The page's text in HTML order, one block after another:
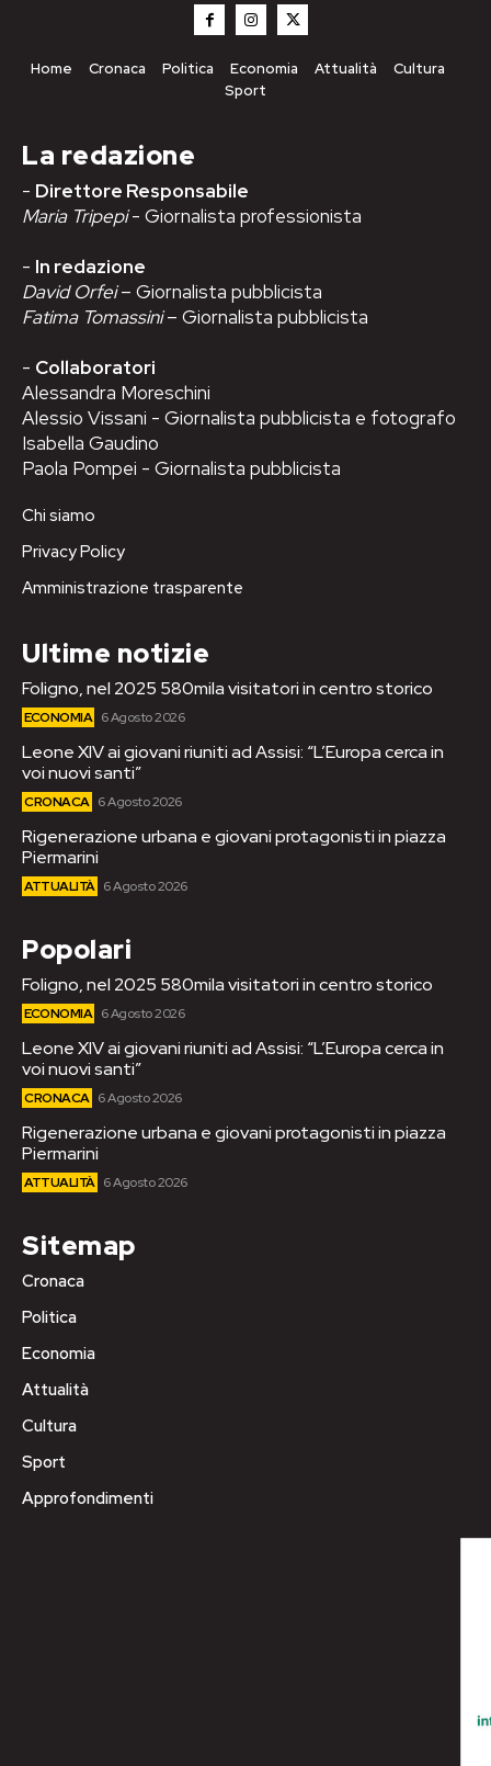
Home Cronaca Politica Economia Attualità
Cultura
Sport
La redazione
- Direttore Responsabile
Maria Tripepi- Giornalista professionista
- In redazione
David Orfei– Giornalista pubblicista
Fatima Tomassini– Giornalista pubblicista
- Collaboratori
Alessandra Moreschini
Alessio Vissani - Giornalista pubblicista e fotografo
Isabella Gaudino
Paola Pompei - Giornalista pubblicista
Chi siamo
Privacy Policy
Amministrazione trasparente
Ultime notizie
Foligno, nel 2025 580mila visitatori in centro storico
ECONOMIA 6 Agosto 2026
Leone XIV ai giovani riuniti ad Assisi: “L’Europa cerca in
voi nuovi santi”
CRONACA 6 Agosto 2026
Rigenerazione urbana e giovani protagonisti in piazza
Piermarini
ATTUALITÀ 6 Agosto 2026
Popolari
Foligno, nel 2025 580mila visitatori in centro storico
ECONOMIA 6 Agosto 2026
Leone XIV ai giovani riuniti ad Assisi: “L’Europa cerca in
voi nuovi santi”
CRONACA 6 Agosto 2026
Rigenerazione urbana e giovani protagonisti in piazza
Piermarini
ATTUALITÀ 6 Agosto 2026
Sitemap
Cronaca
Politica
Economia
Attualità
Cultura
Sport
Approfondimenti